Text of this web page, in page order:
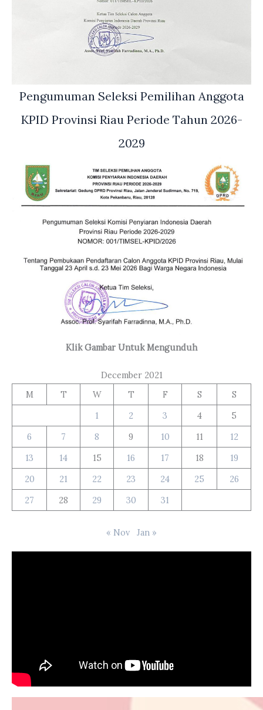
Pengumuman Seleksi Pemilihan Anggota
KPID Provinsi Riau Periode Tahun 2026-
2029
Klik Gambar Untuk Mengunduh
December 2021
M
T W T F S
S
1
2 3 4
5
6
7 8 9 10 11
12
13
14 15 16 17 18
19
20
21 22 23 24 25
26
27
28 29 30 31
« Nov Jan »